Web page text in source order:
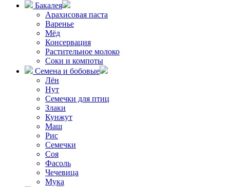
Бакалея
Арахисовая паста
Варенье
Мёд
Консервация
Растительное молоко
Соки и компоты
Семена и бобовые
Лён
Нут
Семечки для птиц
Злаки
Кунжут
Маш
Рис
Семечки
Соя
Фасоль
Чечевица
Мука